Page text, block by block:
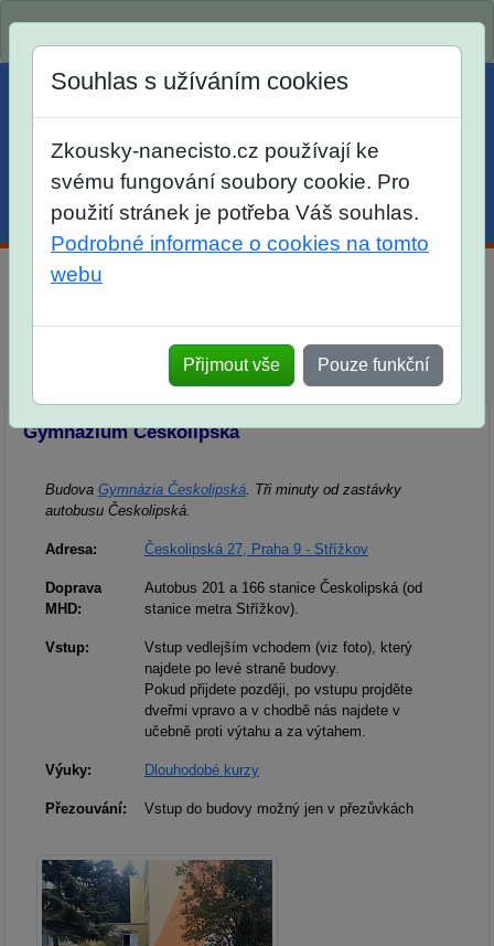
Menu Účet Košík
Kde najdete učebny a školy
Souhlas s užíváním cookies
Zkousky-nanecisto.cz používají ke
svému fungování soubory cookie. Pro
použití stránek je potřeba Váš souhlas.
Podrobné informace o cookies na tomto
webu
Přijmout vše Pouze funkční
Gymnázium Českolipská
Budova Gymnázia Českolipská . Tři minuty od zastávky
autobusu Českolipská.
Adresa: Českolipská 27, Praha 9 - Střížkov
Doprava
MHD:
Autobus 201 a 166 stanice Českolipská (od
stanice metra Střížkov).
Vstup:
Vstup vedlejším vchodem (viz foto), který
najdete po levé straně budovy.
Pokud přijdete později, po vstupu projděte
dveřmi vpravo a v chodbě nás najdete v
učebně proti výtahu a za výtahem.
Výuky: Dlouhodobé kurzy
Přezouvání: Vstup do budovy možný jen v přezůvkách